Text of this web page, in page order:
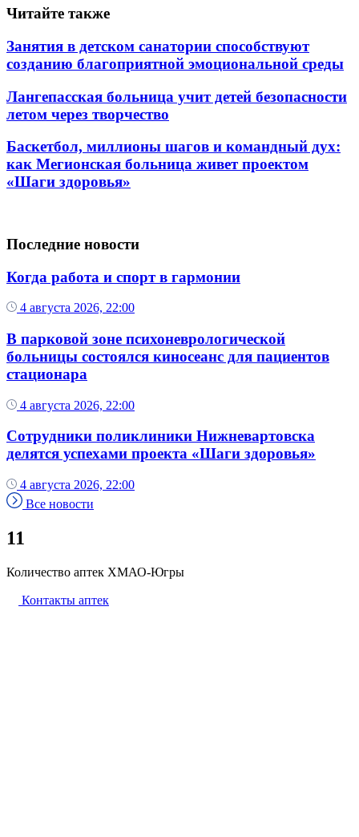
Читайте также
Занятия в детском санатории способствуют
созданию благоприятной эмоциональной среды
Лангепасская больница учит детей безопасности
летом через творчество
Баскетбол, миллионы шагов и командный дух:
как Мегионская больница живет проектом
«Шаги здоровья»
Последние новости
Когда работа и спорт в гармонии
4 августа 2026, 22:00
В парковой зоне психоневрологической
больницы состоялся киносеанс для пациентов
стационара
4 августа 2026, 22:00
Сотрудники поликлиники Нижневартовска
делятся успехами проекта «Шаги здоровья»
4 августа 2026, 22:00
Все новости
11
Количество аптек ХМАО-Югры
Контакты аптек